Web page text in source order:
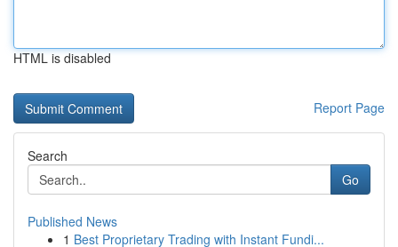
HTML is disabled
Report Page
Search
Go
Published News
1 Best Proprietary Trading with Instant Fundi...